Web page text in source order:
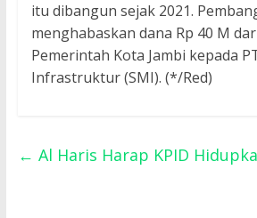
itu dibangun sejak 2021.
menghabaskan dana Rp 40 M
Pemerintah Kota Jambi kepada
Infrastruktur (SMI). (*/Red)
← Al Haris Harap KPID